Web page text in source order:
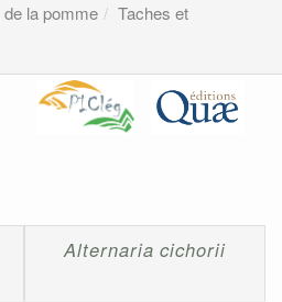
la pomme
Taches et
Alternaria cichorii